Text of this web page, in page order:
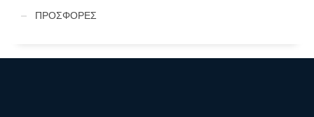
ΠΡΟΣΦΟΡΕΣ